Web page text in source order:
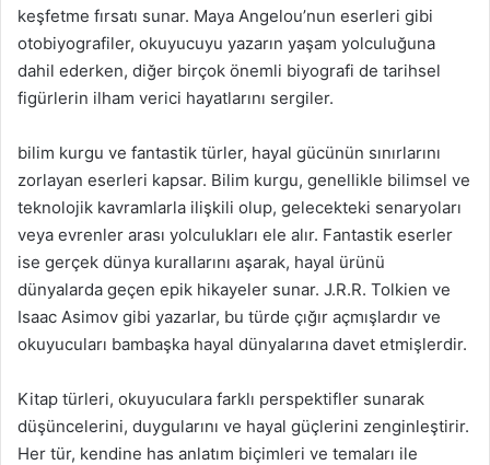
keşfetme fırsatı sunar. Maya Angelou’nun eserleri gibi
otobiyografiler, okuyucuyu yazarın yaşam yolculuğuna
dahil ederken, diğer birçok önemli biyografi de tarihsel
figürlerin ilham verici hayatlarını sergiler.
bilim kurgu ve fantastik türler, hayal gücünün sınırlarını
zorlayan eserleri kapsar. Bilim kurgu, genellikle bilimsel ve
teknolojik kavramlarla ilişkili olup, gelecekteki senaryoları
veya evrenler arası yolculukları ele alır. Fantastik eserler
ise gerçek dünya kurallarını aşarak, hayal ürünü
dünyalarda geçen epik hikayeler sunar. J.R.R. Tolkien ve
Isaac Asimov gibi yazarlar, bu türde çığır açmışlardır ve
okuyucuları bambaşka hayal dünyalarına davet etmişlerdir.
Kitap türleri, okuyuculara farklı perspektifler sunarak
düşüncelerini, duygularını ve hayal güçlerini zenginleştirir.
Her tür, kendine has anlatım biçimleri ve temaları ile